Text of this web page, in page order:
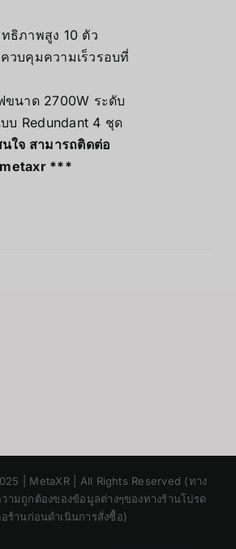
ธิภาพสูง 10 ตัว
วบคุมความเร็วรอบที่
ขนาด 2700W ระดับ
บ Redundant 4 ชุด
ใจ สามารถติดต่อ
***
| MetaXR | All Rights Reserved (ทาง
ามถูกต้องของข้อมูลต่างๆของทางร้านโปรด
ร้านก่อนดำเนินการสั่งซื้อ)Chinese